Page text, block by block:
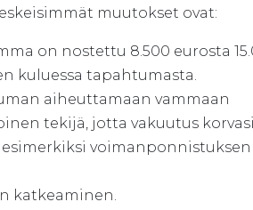
muutokset ovat:
on nostettu 8.500 eurosta
kuluessa tapahtumasta.
aiheuttamaan vammaan
tekijä, jotta vakuutus
voimanponnistuksen
katkeaminen.